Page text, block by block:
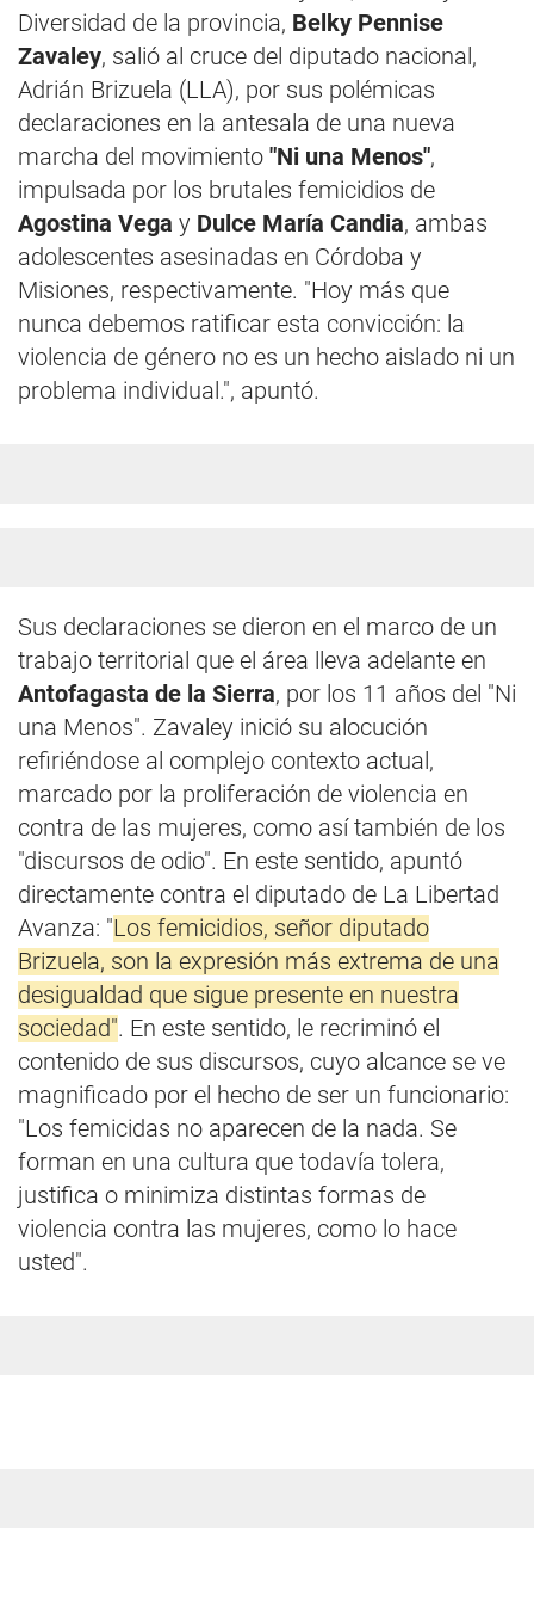
Diversidad de la provincia, Belky Pennise
Zavaley, salió al cruce del diputado nacional,
Adrián Brizuela (LLA), por sus polémicas
declaraciones en la antesala de una nueva
marcha del movimiento "Ni una Menos",
impulsada por los brutales femicidios de
Agostina Vega y Dulce María Candia, ambas
adolescentes asesinadas en Córdoba y
Misiones, respectivamente. "Hoy más que
nunca debemos ratificar esta convicción: la
violencia de género no es un hecho aislado ni un
problema individual.", apuntó.
Sus declaraciones se dieron en el marco de un
trabajo territorial que el área lleva adelante en
Antofagasta de la Sierra, por los 11 años del "Ni
una Menos". Zavaley inició su alocución
refiriéndose al complejo contexto actual,
marcado por la proliferación de violencia en
contra de las mujeres, como así también de los
"discursos de odio". En este sentido, apuntó
directamente contra el diputado de La Libertad
Avanza: "Los femicidios, señor diputado
Brizuela, son la expresión más extrema de una
desigualdad que sigue presente en nuestra
sociedad". En este sentido, le recriminó el
contenido de sus discursos, cuyo alcance se ve
magnificado por el hecho de ser un funcionario:
"Los femicidas no aparecen de la nada. Se
forman en una cultura que todavía tolera,
justifica o minimiza distintas formas de
violencia contra las mujeres, como lo hace
usted".